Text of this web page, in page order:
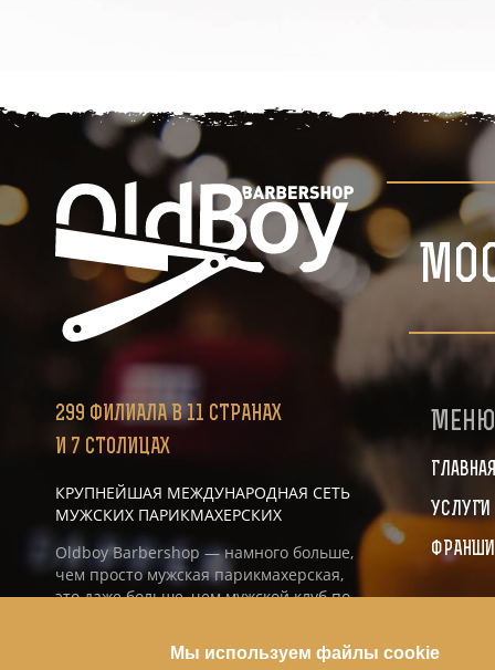
299 ФИЛИАЛАВ 11 СТРАНАХ
И 7 СТОЛИЦАХ
КРУПНЕЙШАЯ МЕЖДУНАРОДНАЯ СЕТЬ
МУЖСКИХ ПАРИКМАХЕРСКИХ
Oldboy Barbershop — намного больше,
чем просто мужская парикмахерская,
это даже больше, чем мужской клуб по
найдёшь себя и свой стиль.
Меню
Главная
УСЛУГИ
Мы используем файлы cookie